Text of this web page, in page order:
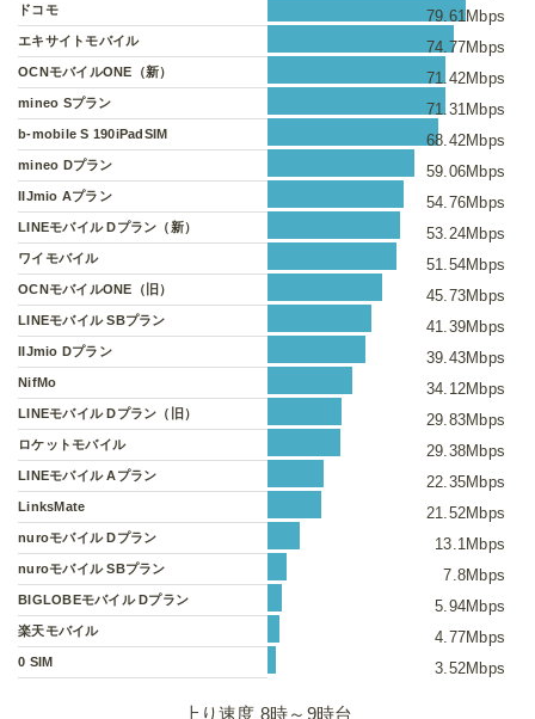
ドコモ 79.61Mbps
エキサイトモバイル 74.77Mbps
OCNモバイルONE（新） 71.42Mbps
mineo Sプラン 71.31Mbps
b-mobile S 190iPadSIM 68.42Mbps
mineo Dプラン 59.06Mbps
IIJmio Aプラン 54.76Mbps
LINEモバイル Dプラン（新） 53.24Mbps
ワイモバイル 51.54Mbps
OCNモバイルONE（旧） 45.73Mbps
LINEモバイル SBプラン 41.39Mbps
IIJmio Dプラン 39.43Mbps
NifMo 34.12Mbps
LINEモバイル Dプラン（旧） 29.83Mbps
ロケットモバイル 29.38Mbps
LINEモバイル Aプラン 22.35Mbps
LinksMate 21.52Mbps
nuroモバイル Dプラン 13.1Mbps
nuroモバイル SBプラン 7.8Mbps
BIGLOBEモバイル Dプラン 5.94Mbps
楽天モバイル 4.77Mbps
0 SIM 3.52Mbps
上り速度 8時～9時台